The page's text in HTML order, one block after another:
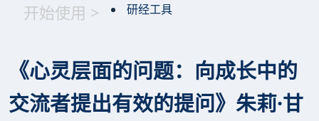
开始使用 >
研经工具
《心灵层面的问题：向成长中的
交流者提出有效的提问》朱莉·甘